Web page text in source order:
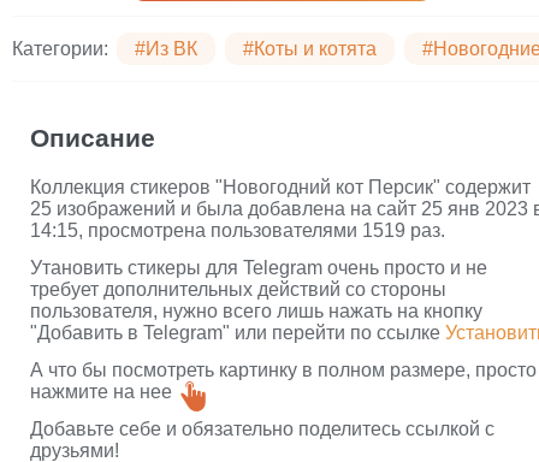
Категории: #Из ВК #Коты и котята
Описание
Коллекция стикеров "Новогодний кот Персик" содержит
25 изображений и была добавлена на сайт 25 янв 2023
14:15, просмотрена пользователями 1519 раз.
Утановить стикеры для Telegram очень просто и не
требует дополнительных действий со стороны
пользователя, нужно всего лишь нажать на кнопку
"Добавить в Telegram" или перейти по ссылке
А что бы посмотреть картинку в полном размере, просто
нажмите на нее
Добавьте себе и обязательно поделитесь ссылкой с
друзьями!